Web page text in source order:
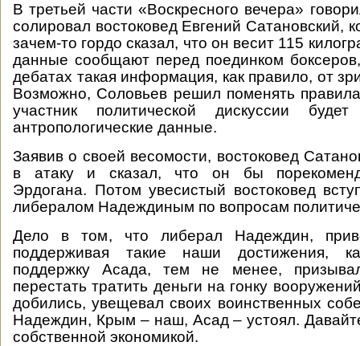
В третьей части «Воскресного вечера»
солировал востоковед Евгений Сатановский,
зачем-то гордо сказал, что он весит 115
данные сообщают перед поединком
дебатах такая информация, как правило, от
Возможно, Соловьев решил поменять
участник политической дискуссии
антропологические данные.
Заявив о своей весомости, востоковед
в атаку и сказал, что он бы
Эрдогана. Потом увесистый востоковед
либералом Надеждиным по вопросам
Дело в том, что либерал Надеждин,
поддерживая такие наши достижения,
поддержку Асада, тем не менее,
перестать тратить деньги на гонку
добились, увещевал своих воинственных
Надеждин, Крым – наш, Асад – устоял.
собственной экономикой.